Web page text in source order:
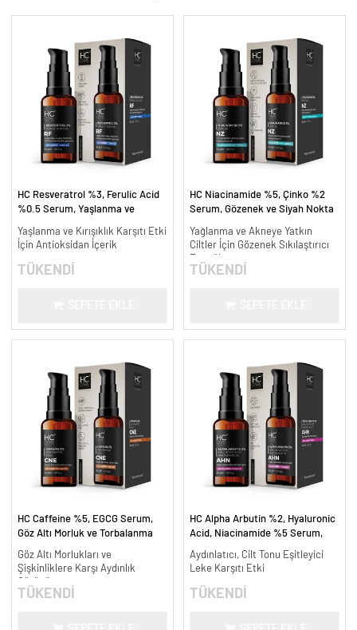
HC Resveratrol %3, Ferulic Acid
%0.5 Serum, Yaşlanma ve
Yaşlanma ve Kırışıklık Karşıtı Etki
İçin Antioksidan İçerik
TÜKENDİ
HC Niacinamide %5, Çinko %2
Serum, Gözenek ve Siyah Nokta
30 ml.
Yağlanma ve Akneye Yatkın
Ciltler İçin Gözenek Sıkılaştırıcı
Formül
TÜKENDİ
HC Caffeine %5, EGCG Serum,
Göz Altı Morluk ve Torbalanma
Göz Altı Morlukları ve
Şişkinliklere Karşı Aydınlık
TÜKENDİ
HC Alpha Arbutin %2, Hyaluronic
Acid, Niacinamide %5 Serum,
ml.
Aydınlatıcı, Cilt Tonu Eşitleyici
Leke Karşıtı Etki
TÜKENDİ